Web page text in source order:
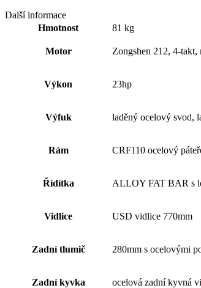
Další informace
Hmotnost
81 kg
Motor Zongshen 212, 4-
Výkon 23hp
Výfuk laděný ocelový svod,
Rám CRF110 ocelový
Řídítka ALLOY FAT BAR s
Vidlice USD vidlice 770mm
Zadní tlumič 280mm s ocelovými
Zadní kyvka ocelová zadní kyvná